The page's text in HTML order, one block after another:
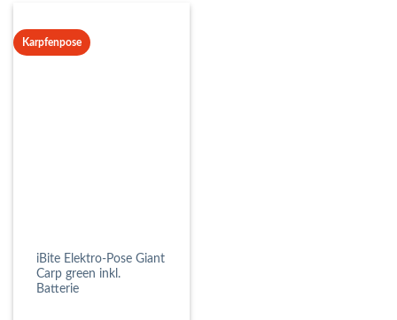
Karpfenpose
iBite Elektro-Pose Giant
Carp green inkl.
Batterie